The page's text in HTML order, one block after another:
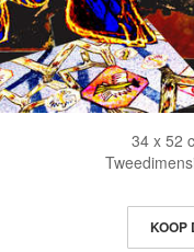
34 x 52
KOOP